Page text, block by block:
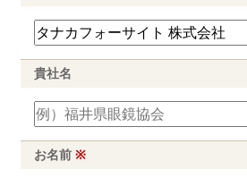
貴社名
お名前※